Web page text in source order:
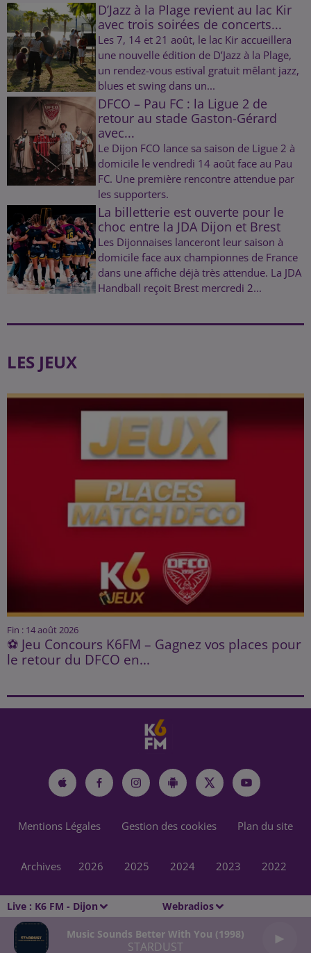
Live : K6 FM - Dijon Webradios
Music Sounds Better With You (1998)
STARDUST
D’Jazz à la Plage revient au lac Kir
avec trois soirées de concerts...
Les 7, 14 et 21 août, le lac Kir accueillera
une nouvelle édition de D’Jazz à la Plage,
un rendez-vous estival gratuit mêlant jazz,
blues et swing dans un...
DFCO – Pau FC : la Ligue 2 de
retour au stade Gaston-Gérard
avec...
Le Dijon FCO lance sa saison de Ligue 2 à
domicile le vendredi 14 août face au Pau
FC. Une première rencontre attendue par
les supporters.
La billetterie est ouverte pour le
choc entre la JDA Dijon et Brest
Les Dijonnaises lanceront leur saison à
domicile face aux championnes de France
dans une affiche déjà très attendue. La JDA
Handball reçoit Brest mercredi 2...
LES JEUX
Fin : 14 août 2026
⚽ Jeu Concours K6FM – Gagnez vos places pour
le retour du DFCO en...
Mentions Légales Gestion des cookies Plan du site
Archives 2026 2025 2024 2023 2022